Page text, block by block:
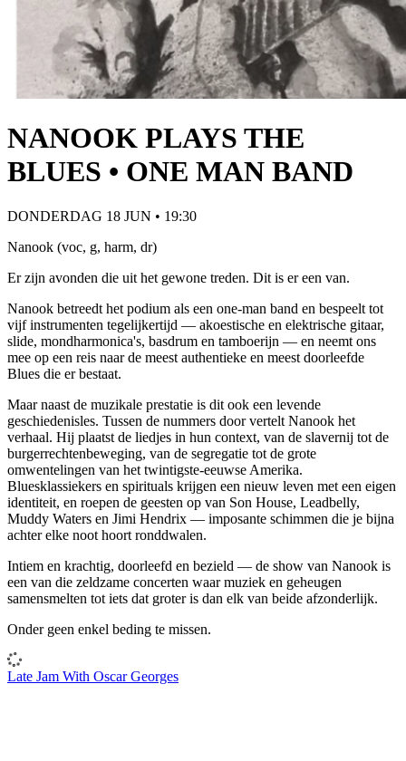
NANOOK PLAYS THE
BLUES • ONE MAN BAND
DONDERDAG 18 JUN • 19:30
Nanook (voc, g, harm, dr)
Er zijn avonden die uit het gewone treden. Dit is er een van.
Nanook betreedt het podium als een one-man band en bespeelt tot
vijf instrumenten tegelijkertijd — akoestische en elektrische gitaar,
slide, mondharmonica's, basdrum en tamboerijn — en neemt ons
mee op een reis naar de meest authentieke en meest doorleefde
Blues die er bestaat.
Maar naast de muzikale prestatie is dit ook een levende
geschiedenisles. Tussen de nummers door vertelt Nanook het
verhaal. Hij plaatst de liedjes in hun context, van de slavernij tot de
burgerrechtenbeweging, van de segregatie tot de grote
omwentelingen van het twintigste-eeuwse Amerika.
Bluesklassiekers en spirituals krijgen een nieuw leven met een eigen
identiteit, en roepen de geesten op van Son House, Leadbelly,
Muddy Waters en Jimi Hendrix — imposante schimmen die je bijna
achter elke noot hoort ronddwalen.
Intiem en krachtig, doorleefd en bezield — de show van Nanook is
een van die zeldzame concerten waar muziek en geheugen
samensmelten tot iets dat groter is dan elk van beide afzonderlijk.
Onder geen enkel beding te missen.
Late Jam With Oscar Georges